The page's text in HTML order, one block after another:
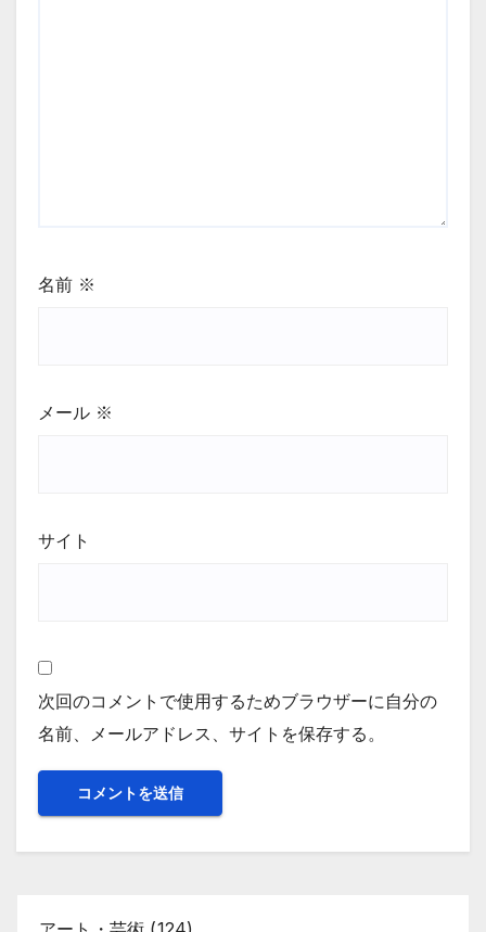
名前 ※
メール ※
サイト
次回のコメントで使用するためブラウザーに自分の
名前、メールアドレス、サイトを保存する。